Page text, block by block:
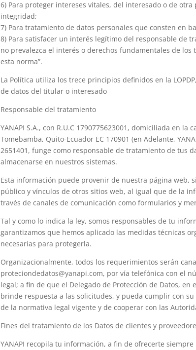
6) Para proteger intereses vitales, del interesado o de
integridad;
7) Para tratamiento de datos personales que consten en
8) Para satisfacer un interés legítimo del responsable de
no prevalezca el interés o derechos fundamentales de
esta norma”.
La Política utiliza los trece principios definidos en la
de datos del titular o interesado
Responsable del tratamiento
YANAPI S.A., con R.U.C 1790775623001, domiciliada en la
Tomebamba, Quito-Ecuador EC 170901 (en Adelante,
2651401, funge como responsable de tratamiento de tus
almacenarse en nuestros sistemas.
Esta información puede provenir de nuestra página web,
público y vínculos de otros sitios web, al igual que de la
través de canales de comunicación como formularios y
Tal y como lo indica la ley, somos responsables de tu
garantizamos que hemos aplicado las medidas técnicas
necesarias para protegerla.
Organizacionalmente, todos los requerimientos serán
proteciondedatos@yanapi.com, por vía telefónica con el
legal; a fin de que el Delegado de Protección de Datos, en
brinde respuesta a las solicitudes, y pueda cumplir con
de la normativa legal vigente y de cooperar con las
Fines del tratamiento de los Datos de clientes y
YANAPI recopila tu información, a fin de ofrecerte